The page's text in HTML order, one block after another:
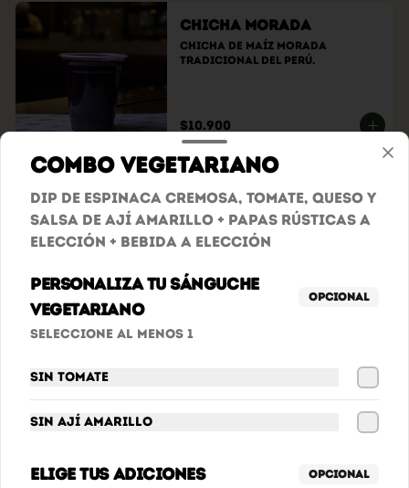
Chicha Morada
Chicha de maíz morada
tradicional del Perú.
$10.900
Jugos Básicos
Lulo, Mango, Melocotón o
Maracuyá.
$9.900
Combo Vegetariano
Dip de espinaca cremosa, tomate, queso y
salsa de ají amarillo + papas rústicas a
elección + bebida a elección
Personaliza tu sánguche
Vegetariano
Opcional
Seleccione al menos 1
Sin tomate
Sin ají amarillo
Elige tus adiciones Opcional